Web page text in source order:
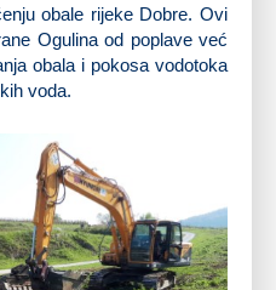
obale rijeke Dobre. Ovi
Ogulina od poplave već
obala i pokosa vodotoka
voda.